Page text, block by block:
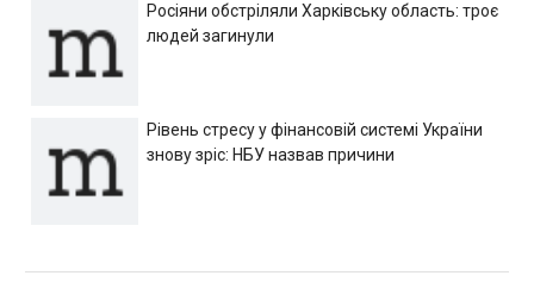
Росіяни обстріляли Харківську область: троє
людей загинули
Рівень стресу у фінансовій системі України
знову зріс: НБУ назвав причини